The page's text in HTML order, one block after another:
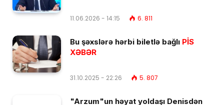
11.06.2026 - 14:15 6. 811
Bu şəxslərə hərbi biletlə bağlı PİS
XƏBƏR
31.10.2025 - 22:26 5. 807
"Arzum"un həyat yoldaşı Denisdən